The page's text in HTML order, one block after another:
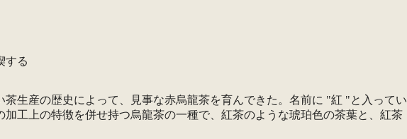
する
生産の歴史によって、見事な赤烏龍茶を育んできた。名前に "紅 "と入ってい
加工上の特徴を併せ持つ烏龍茶の一種で、紅茶のような琥珀色の茶葉と、紅茶